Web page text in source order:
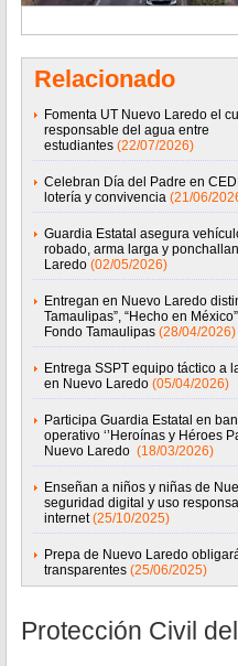
Relacionado
Fomenta UT Nuevo Laredo el
responsable del agua entre
estudiantes (22/07/2026)
Celebran Día del Padre en
lotería y convivencia (21/06/
Guardia Estatal asegura
robado, arma larga y
Laredo (02/05/2026)
Entregan en Nuevo Laredo
Tamaulipas”, “Hecho en
Fondo Tamaulipas (28/04/2026)
Entrega SSPT equipo táctico a
en Nuevo Laredo (05/04/2026)
Participa Guardia Estatal en
operativo ‘’Heroínas y Héroes
Nuevo Laredo (18/03/2026)
Enseñan a niños y niñas de
seguridad digital y uso
internet (25/10/2025)
Prepa de Nuevo Laredo
transparentes (25/06/2025)
Protección Civil